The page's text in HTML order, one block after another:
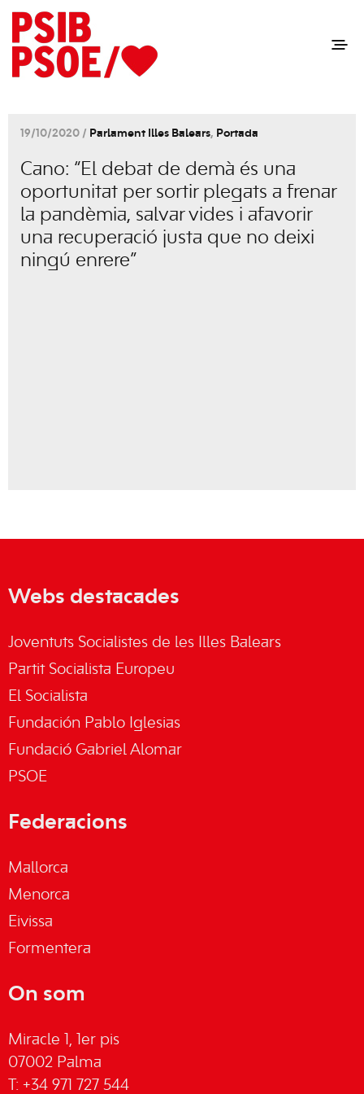
19/10/2020 / Parlament Illes Balears, Portada
Cano: “El debat de demà és una
oportunitat per sortir plegats a frenar
la pandèmia, salvar vides i afavorir
una recuperació justa que no deixi
ningú enrere”
Webs destacades
Joventuts Socialistes de les Illes Balears
Partit Socialista Europeu
El Socialista
Fundación Pablo Iglesias
Fundació Gabriel Alomar
PSOE
Federacions
Mallorca
Menorca
Eivissa
Formentera
On som
Miracle 1, 1er pis
07002 Palma
T: +34 971 727 544